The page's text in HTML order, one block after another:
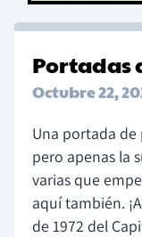
Portadas
Octubre 22,
Una portada de
pero apenas la
varias que
aquí también.
de 1972 del